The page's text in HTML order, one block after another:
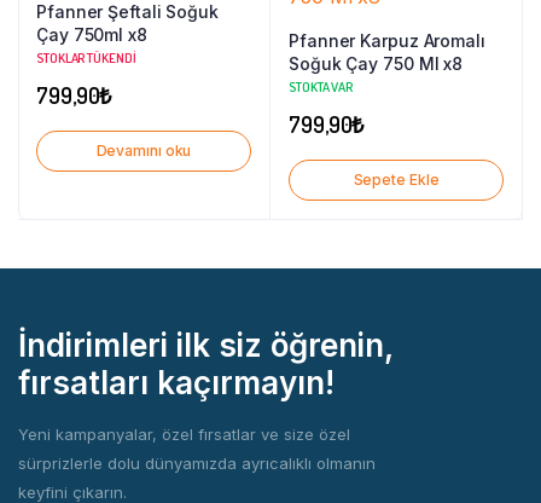
Pfanner Şeftali Soğuk
Çay 750ml x8
STOKLAR TÜKENDI
799,90₺
Devamını oku
Pfanner Karpuz Aromalı
Soğuk Çay 750 Ml x8
STOKTA VAR
799,90₺
Sepete Ekle
İndirimleri ilk siz öğrenin,
fırsatları kaçırmayın!
Yeni kampanyalar, özel fırsatlar ve size özel
sürprizlerle dolu dünyamızda ayrıcalıklı olmanın
keyfini çıkarın.